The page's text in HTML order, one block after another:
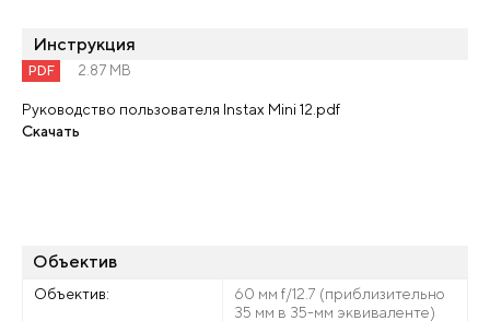
Инструкция
PDF 2.87 MB
Руководство пользователя Instax Mini 12.pdf
Скачать
Объектив
Объектив:
60 мм f/12.7 (приблизительно
35 мм в 35-мм эквиваленте)